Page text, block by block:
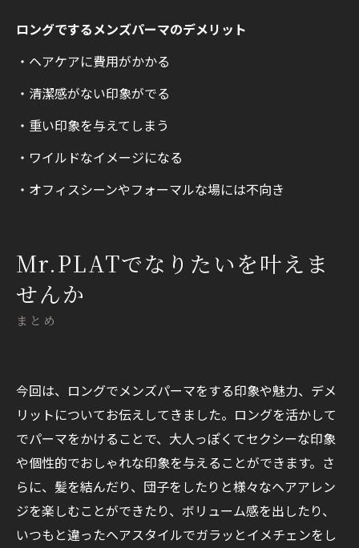
ロングでするメンズパーマのデメリット
・ヘアケアに費用がかかる
・清潔感がない印象がでる
・重い印象を与えてしまう
・ワイルドなイメージになる
・オフィスシーンやフォーマルな場には不向き
まとめ
Mr.PLATでなりたいを叶えま
せんか
今回は、ロングでメンズパーマをする印象や魅力、デメ
リットについてお伝えしてきました。ロングを活かして
でパーマをかけることで、大人っぽくてセクシーな印象
や個性的でおしゃれな印象を与えることができます。さ
らに、髪を結んだり、団子をしたりと様々なヘアアレン
ジを楽しむことができたり、ボリューム感を出したり、
いつもと違ったヘアスタイルでガラッとイメチェンをし